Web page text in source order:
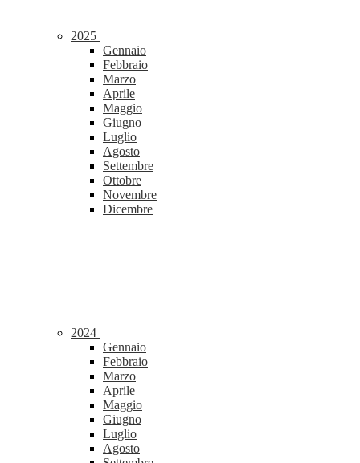
2025
Gennaio
Febbraio
Marzo
Aprile
Maggio
Giugno
Luglio
Agosto
Settembre
Ottobre
Novembre
Dicembre
2024
Gennaio
Febbraio
Marzo
Aprile
Maggio
Giugno
Luglio
Agosto